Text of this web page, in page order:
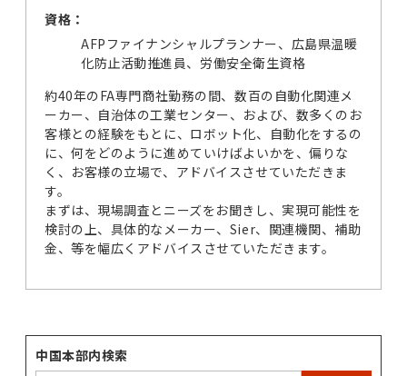
資格：
AFPファイナンシャルプランナー、広島県温暖
化防止活動推進員、労働安全衛生資格
約40年のFA専門商社勤務の間、数百の自動化関連メ
ーカー、自治体の工業センター、および、数多くのお
客様との経験をもとに、ロボット化、自動化をするの
に、何をどのように進めていけばよいかを、偏りな
く、お客様の立場で、アドバイスさせていただきま
す。
まずは、現場調査とニーズをお聞きし、実現可能性を
検討の上、具体的なメーカー、Sier、関連機関、補助
金、等を幅広くアドバイスさせていただきます。
中国本部内検索